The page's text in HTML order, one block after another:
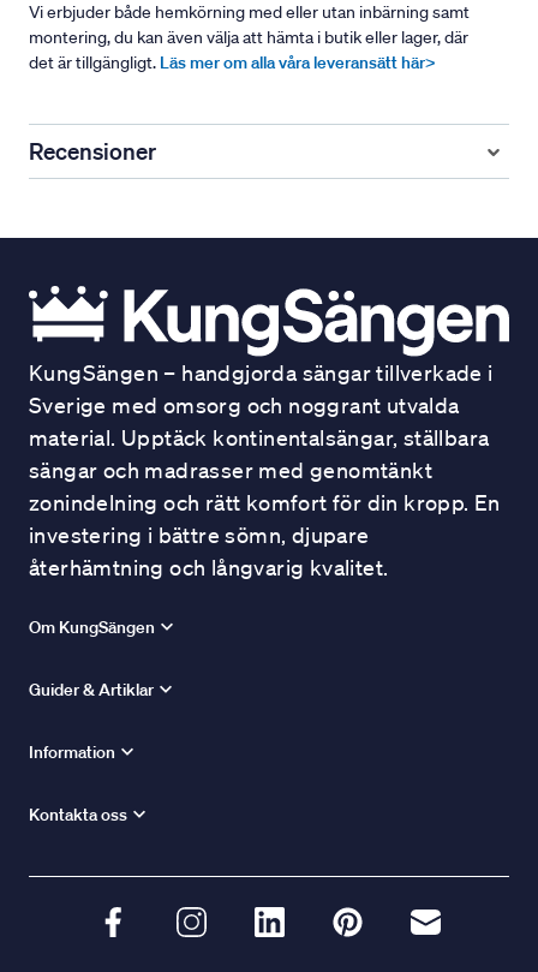
Vi erbjuder både hemkörning med eller utan inbärning samt
montering, du kan även välja att hämta i butik eller lager, där
det är tillgängligt. Läs mer om alla våra leveransätt här>
Recensioner
KungSängen – handgjorda sängar tillverkade i
Sverige med omsorg och noggrant utvalda
material. Upptäck kontinentalsängar, ställbara
sängar och madrasser med genomtänkt
zonindelning och rätt komfort för din kropp. En
investering i bättre sömn, djupare
återhämtning och långvarig kvalitet.
Om KungSängen
Guider & Artiklar
Information
Kontakta oss